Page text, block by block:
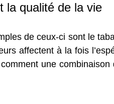
la qualité de la vie
de ceux-ci sont le
affectent à la fois
une